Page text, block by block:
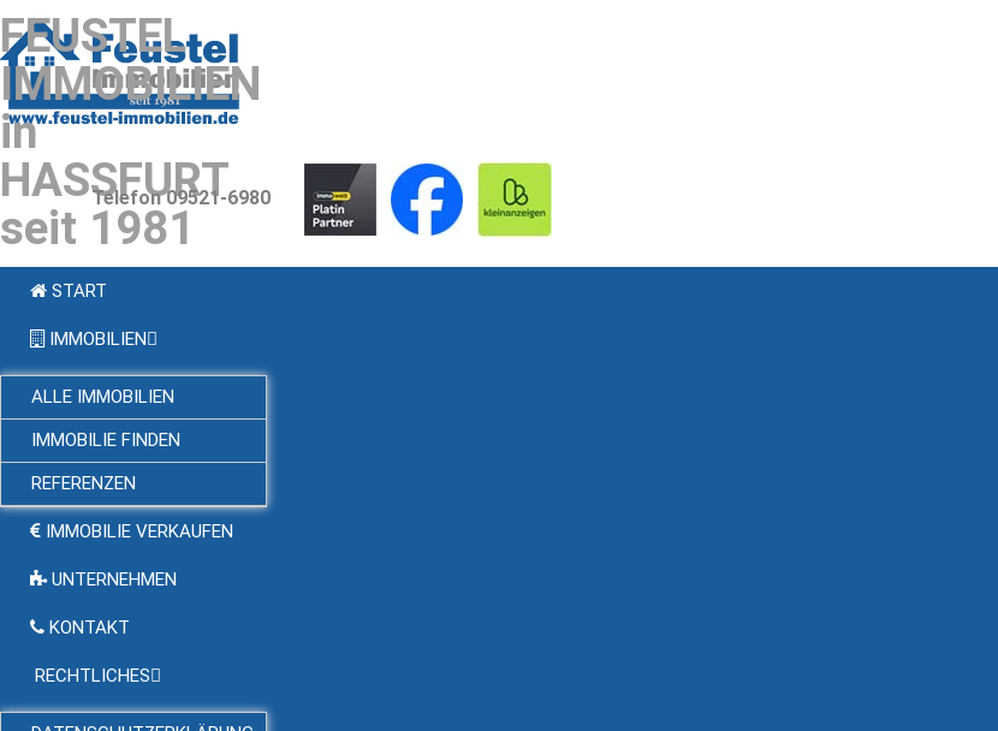
FEUSTEL
IMMOBILIEN
in
HASSFURT
seit 1981
Telefon 09521-6980
START
IMMOBILIEN
ALLE IMMOBILIEN
IMMOBILIE FINDEN
REFERENZEN
IMMOBILIE VERKAUFEN
UNTERNEHMEN
KONTAKT
RECHTLICHES